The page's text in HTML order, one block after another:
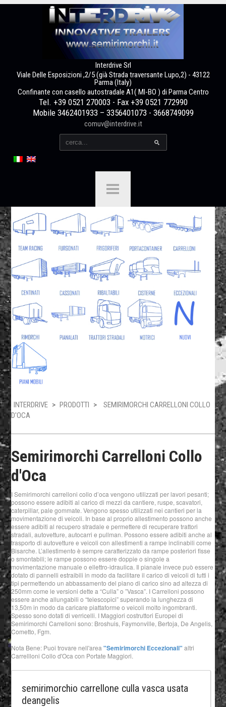
Interdrive Srl
Viale Delle Esposizioni ,2/5 (già Strada traversante Lupo,2) - 43122
Parma (Italy)
Confinante con casello autostradale A1( MI-BO ) di Parma Centro
Tel. +39 0521 270003 - Fax +39 0521 772990
Mobile 3462401933 – 3356401073 - 3668749099
comuv@interdrive.it
INTERDRIVE > PRODOTTI >
SEMIRIMORCHI CARRELLONI COLLO
D'OCA
Semirimorchi Carrelloni Collo
d'Oca
I Semirimorchi carrelloni collo d’oca vengono utilizzati per lavori pesanti;
possono essere adibiti al carico di mezzi da cantiere, ruspe, scavatori,
caterpillar, pale gommate. Vengono spesso utilizzati nei cantieri per la
movimentazione di veicoli. In base al proprio allestimento possono anche
essere adibiti al recupero stradale e permettere di recuperare trattori
stradali, autovetture, autocarri e pullman. Possono essere adibiti anche al
trasporto di autovetture e veicoli con allestimenti a rampe inclinabili come
Bisarche. L’allestimento è sempre caratterizzato da rampe posteriori fisse
o smontabili; le rampe possono essere doppie o singole a
movimentazione manuale o ellettro-idraulica. Il pianale invece può essere
dotato di pannelli estraibili in modo da facilitare il carico di veicoli di tutti i
tipi permettendo un abbassamento del piano di carico sino ad altezza di
250mm come le versioni dette a “Culla” o ”Vasca”. I Carrelloni possono
essere anche allungabili o “telescopici” superando la lunghezza di
13,50m in modo da caricare piattaforme o veicoli molto ingombranti.
Spesso sono dotati di verricelli. I Maggiori costruttori Europei di
Semirimorchi Carrelloni sono: Broshuis, Faymonville, Bertoja, De Angelis,
Cometto, Fgm.
Nota Bene: Puoi trovare nell'area"Semirimorchi Eccezionali" altri
Carrellloni Collo d'Oca con Portate Maggiori.
semirimorchio carrellone culla vasca usata
deangelis